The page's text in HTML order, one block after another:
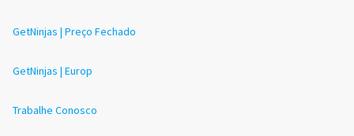
GetNinjas | Preço Fechado
GetNinjas | Europ
Trabalhe Conosco